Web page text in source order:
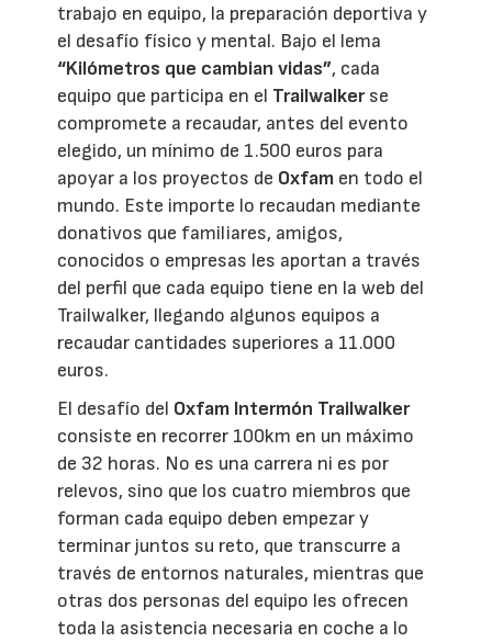
trabajo en equipo, la preparación deportiva y
el desafío físico y mental. Bajo el lema
“Kilómetros que cambian vidas”, cada
equipo que participa en el Trailwalkerse
compromete a recaudar, antes del evento
elegido, un mínimo de 1.500 euros para
apoyar a los proyectos de Oxfam en todo el
mundo. Este importe lo recaudan mediante
donativos que familiares, amigos,
conocidos o empresas les aportan a través
del perfil que cada equipo tiene en la web del
Trailwalker, llegando algunos equipos a
recaudar cantidades superiores a 11.000
euros.
El desafío del Oxfam Intermón Trailwalker
consiste en recorrer 100km en un máximo
de 32 horas. No es una carrera ni es por
relevos, sino que los cuatro miembros que
forman cada equipo deben empezar y
terminar juntos su reto, que transcurre a
través de entornos naturales, mientras que
otras dos personas del equipo les ofrecen
toda la asistencia necesaria en coche a lo